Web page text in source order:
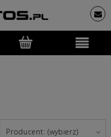
Producent: (wybierz)